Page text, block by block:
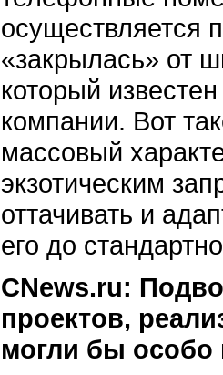
осуществляется
«закрылась» от
который
компании. Вот
массовый
экзотическим
оттачивать и
его до
CNews.ru:
проектов,
могли бы